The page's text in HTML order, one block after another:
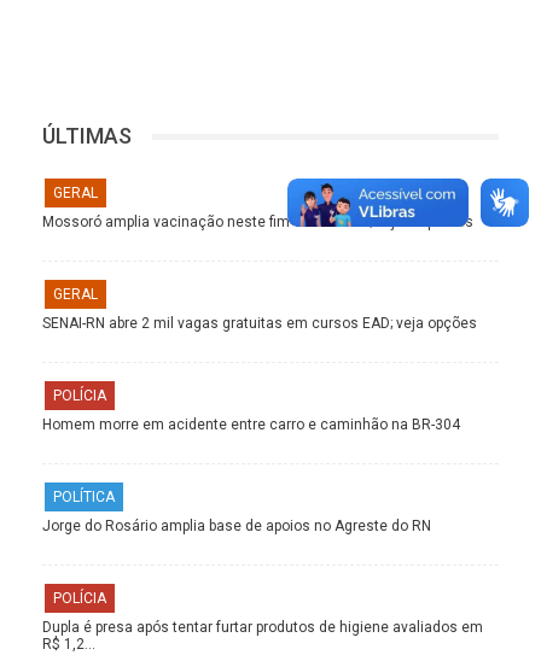
ÚLTIMAS
GERAL
Mossoró amplia vacinação neste fim de semana; veja os pontos
GERAL
SENAI-RN abre 2 mil vagas gratuitas em cursos EAD; veja opções
POLÍCIA
Homem morre em acidente entre carro e caminhão na BR-304
POLÍTICA
Jorge do Rosário amplia base de apoios no Agreste do RN
POLÍCIA
Dupla é presa após tentar furtar produtos de higiene avaliados em
R$ 1,2…